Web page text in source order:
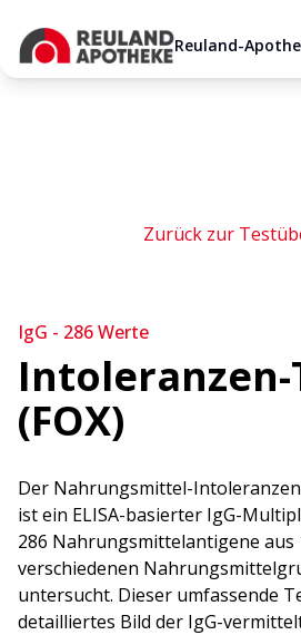
Reuland-
Zurück zur
IgG - 286 Werte
Intoleranzen-
(FOX)
Der Nahrungsmittel-
ist ein ELISA-basierter IgG-
286 Nahrungsmittelantigene aus
verschiedenen
untersucht. Dieser umfassende
detailliertes Bild der IgG-